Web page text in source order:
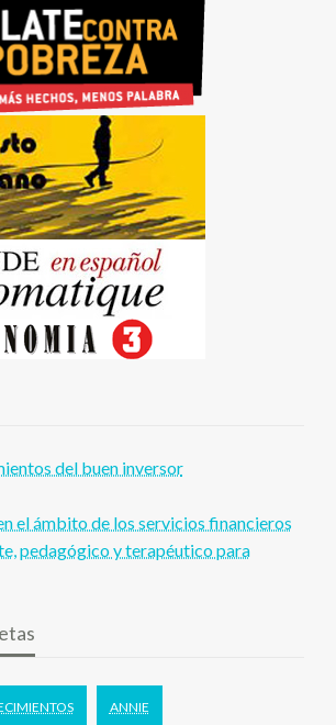
del buen inversor
el ámbito de los servicios financieros
pedagógico y terapéutico para
ANNIE